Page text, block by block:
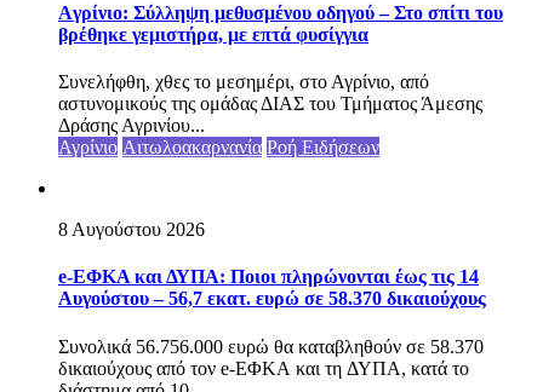
Aγρίνιο: Σύλληψη μεθυσμένου οδηγού – Στο σπίτι του
βρέθηκε γεμιστήρα, με επτά φυσίγγια
Συνελήφθη, χθες το μεσημέρι, στο Αγρίνιο, από
αστυνομικούς της ομάδας ΔΙΑΣ του Τμήματος Άμεσης
Δράσης Αγρινίου...
Αγρίνιο Αιτωλοακαρνανία Ροή Ειδήσεων
8 Αυγούστου 2026
e-ΕΦΚΑ και ΔΥΠΑ: Ποιοι πληρώνονται έως τις 14
Αυγούστου – 56,7 εκατ. ευρώ σε 58.370 δικαιούχους
Συνολικά 56.756.000 ευρώ θα καταβληθούν σε 58.370
δικαιούχους από τον e-ΕΦΚΑ και τη ΔΥΠΑ, κατά το